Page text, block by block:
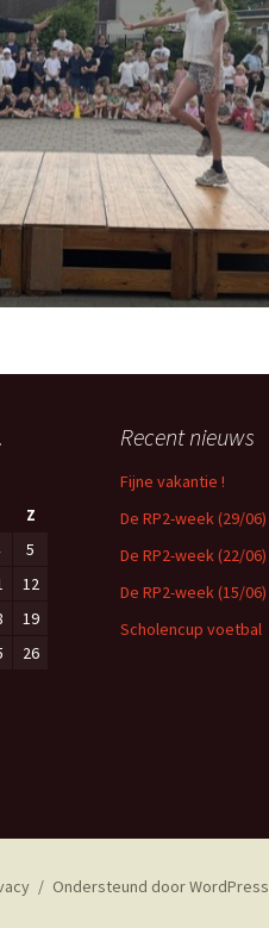
Z
5
12
19
26
Recent nieuws
Fijne vakantie !
De RP2-week (29/06)
De RP2-week (22/06)
De RP2-week (15/06)
Scholencup voetbal
Ondersteund door WordPress